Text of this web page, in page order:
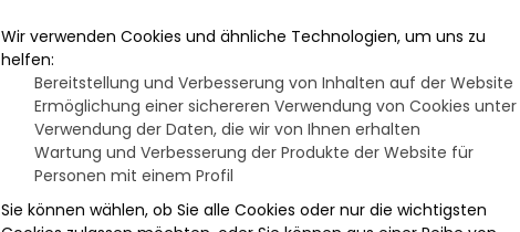
Wir verwenden Cookies und ähnliche Technologien, um uns zu
helfen:
Bereitstellung und Verbesserung von Inhalten auf der Website
Ermöglichung einer sichereren Verwendung von Cookies unter
Verwendung der Daten, die wir von Ihnen erhalten
Wartung und Verbesserung der Produkte der Website für
Personen mit einem Profil
Sie können wählen, ob Sie alle Cookies oder nur die wichtigsten